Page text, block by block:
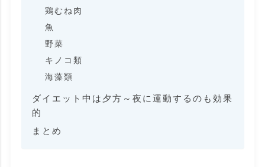
鶏むね肉
魚
野菜
キノコ類
海藻類
ダイエット中は夕方～夜に運動するのも効果
的
まとめ